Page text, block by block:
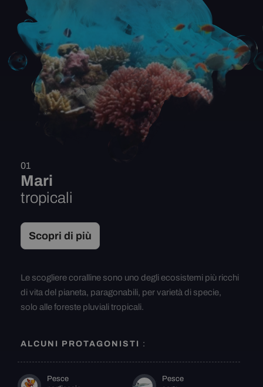
01
Mari
tropicali
Scopri di più
Le scogliere coralline sono uno degli ecosistemi più ricchi
di vita del pianeta, paragonabili, per varietà di specie,
solo alle foreste pluviali tropicali.
ALCUNI PROTAGONISTI :
Pesce
Pesce